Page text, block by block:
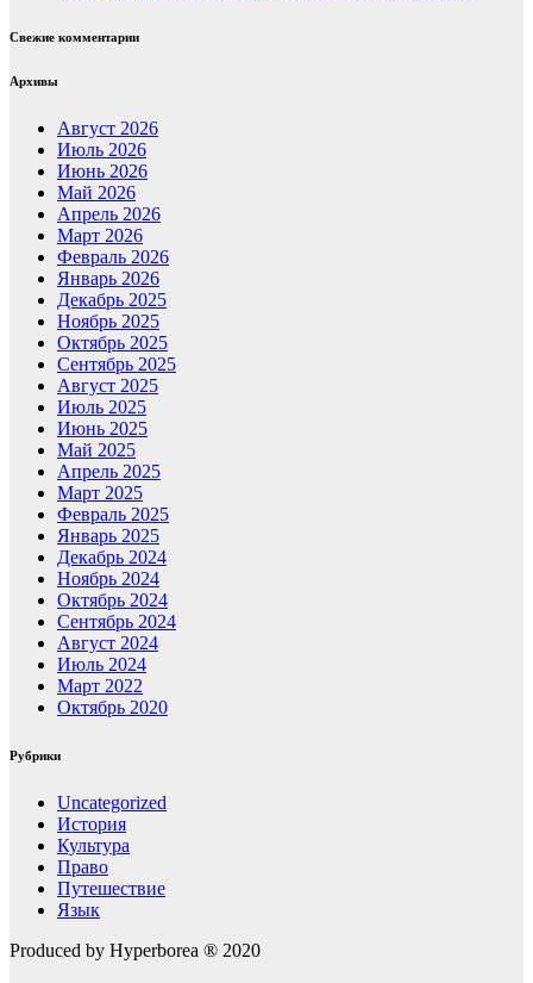
Свежие комментарии
Архивы
Август 2026
Июль 2026
Июнь 2026
Май 2026
Апрель 2026
Март 2026
Февраль 2026
Январь 2026
Декабрь 2025
Ноябрь 2025
Октябрь 2025
Сентябрь 2025
Август 2025
Июль 2025
Июнь 2025
Май 2025
Апрель 2025
Март 2025
Февраль 2025
Январь 2025
Декабрь 2024
Ноябрь 2024
Октябрь 2024
Сентябрь 2024
Август 2024
Июль 2024
Март 2022
Октябрь 2020
Рубрики
Uncategorized
История
Культура
Право
Путешествие
Язык
Produced by Hyperborea ® 2020